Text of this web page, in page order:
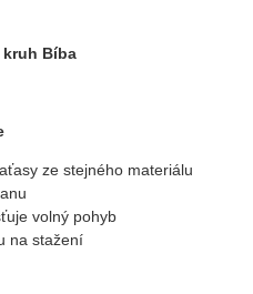
kruh Bíba
ze stejného materiálu
volný pohyb
na stažení